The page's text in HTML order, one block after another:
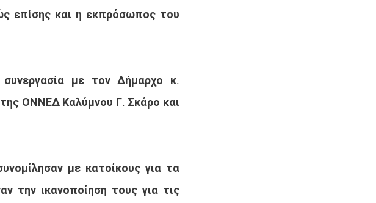
επίσης και η εκπρόσωπος του
με τον Δήμαρχο κ.
ΟΝΝΕΔ Καλύμνου Γ. Σκάρο και
με κατοίκους για τα
την ικανοποίηση τους για τις